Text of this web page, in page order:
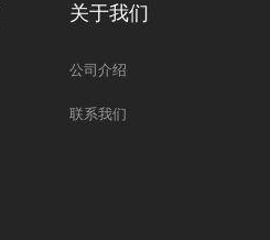
关于我们
公司介绍
联系我们